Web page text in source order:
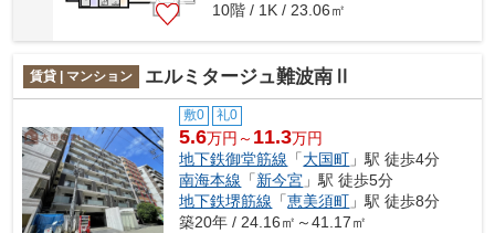
10階 / 1K / 23.06㎡
賃貸 | マンション エルミタージュ難波南Ⅱ
敷0 礼0
5.6万円～ 11.3万円
地下鉄御堂筋線 「大国町 」駅 徒歩4分
南海本線 「新今宮 」駅 徒歩5分
地下鉄堺筋線 「恵美須町 」駅 徒歩8分
築20年 / 24.16㎡～41.17㎡